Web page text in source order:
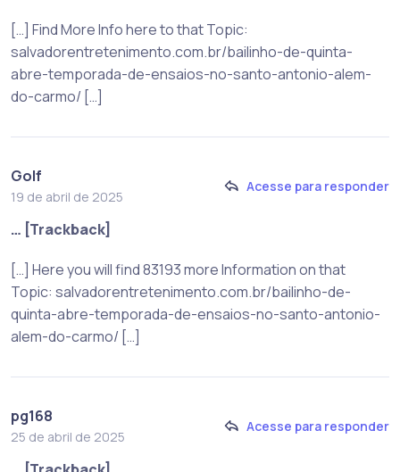
[…] Find More Info here to that Topic:
salvadorentretenimento.com.br/bailinho-de-quinta-
abre-temporada-de-ensaios-no-santo-antonio-alem-
do-carmo/ […]
Golf
19 de abril de 2025
Acesse para responder
… [Trackback]
[…] Here you will find 83193 more Information on that
Topic: salvadorentretenimento.com.br/bailinho-de-
quinta-abre-temporada-de-ensaios-no-santo-antonio-
alem-do-carmo/ […]
pg168
25 de abril de 2025
Acesse para responder